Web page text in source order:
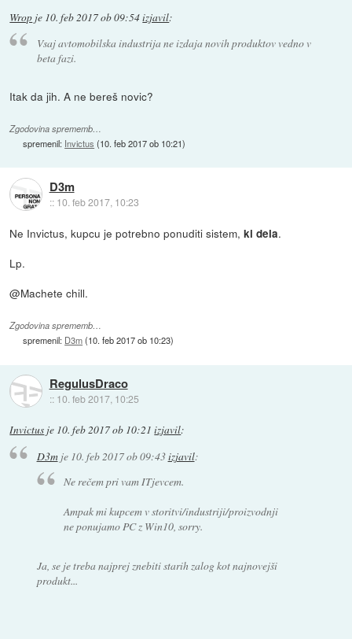
Wrop je 10. feb 2017 ob 09:54izjavil:
Vsaj avtomobilska industrija ne izdaja novih produktov vedno v
beta fazi.
Itak da jih. A ne bereš novic?
Zgodovina sprememb…
spremenil: Invictus (10. feb 2017 ob 10:21)
D3m
:: 10. feb 2017, 10:23
Ne Invictus, kupcu je potrebno ponuditi sistem,ki dela.
Lp.
@Machete chill.
Zgodovina sprememb…
spremenil: D3m(10. feb 2017 ob 10:23)
RegulusDraco
:: 10. feb 2017, 10:25
Invictus je 10. feb 2017 ob 10:21 izjavil:
D3mje 10. feb 2017 ob 09:43izjavil:
Ne rečem pri vam ITjevcem.
Ampak mi kupcem v storitvi/industriji/proizvodnji
ne ponujamo PC z Win10, sorry.
Ja, se je treba najprej znebiti starih zalog kot najnovejši
produkt...